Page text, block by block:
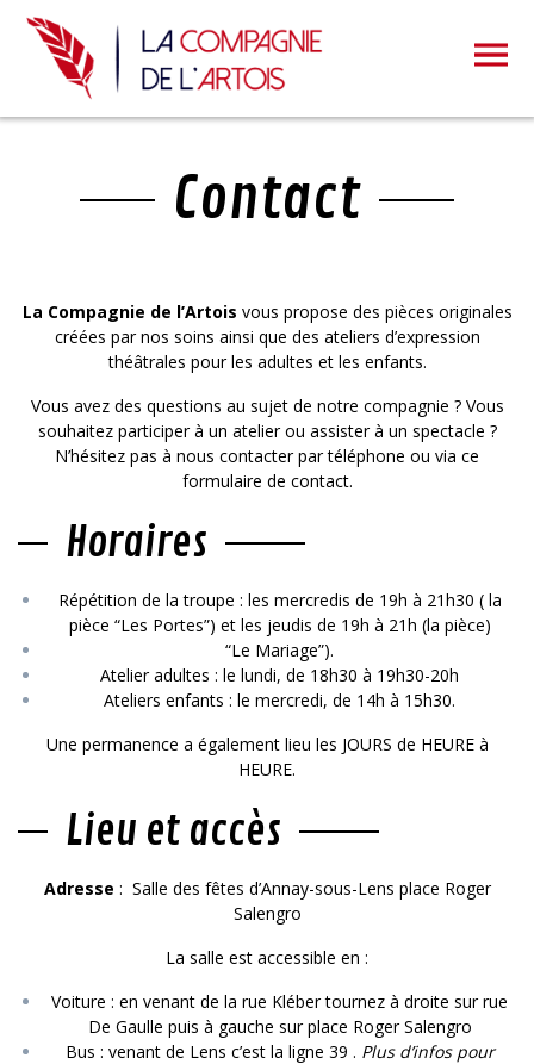
Contact
La Compagnie de l’Artois vous propose des pièces originales
créées par nos soins ainsi que des ateliers d’expression
théâtrales pour les adultes et les enfants.
Vous avez des questions au sujet de notre compagnie ? Vous
souhaitez participer à un atelier ou assister à un spectacle ?
N’hésitez pas à nous contacter par téléphone ou via ce
formulaire de contact.
Horaires
Répétition de la troupe : les mercredis de 19h à 21h30 ( la
pièce “Les Portes”) et les jeudis de 19h à 21h (la pièce)
“Le Mariage”).
Atelier adultes : le lundi, de 18h30 à 19h30-20h
Ateliers enfants : le mercredi, de 14h à 15h30.
Une permanence a également lieu les JOURS de HEURE à
HEURE.
Lieu et accès
Adresse : Salle des fêtes d’Annay-sous-Lens place Roger
Salengro
La salle est accessible en :
Voiture : en venant de la rue Kléber tournez à droite sur rue
De Gaulle puis à gauche sur place Roger Salengro
Bus : venant de Lens c’est la ligne 39 . Plus d’infos pour